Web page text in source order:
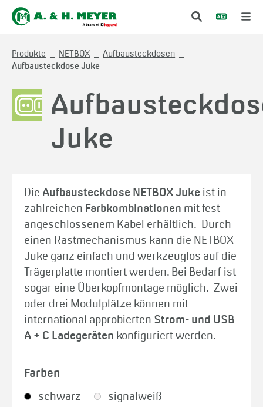
Produkte NETBOX
Aufbausteckdosen
Aufbausteckdose Juke
Juke
Die Aufbausteckdose NETBOX Juke ist in
zahlreichen Farbkombinationen mit fest
angeschlossenem Kabel erhältlich. Durch
einen Rastmechanismus kann die NETBOX
Juke ganz einfach und werkzeuglos auf die
Trägerplatte montiert werden. Bei Bedarf ist
sogar eine Überkopfmontage möglich. Zwei
oder drei Modulplätze können mit
international approbierten Strom- und USB
A + C Ladegeräten konfiguriert werden.
Farben
schwarz signalweiß